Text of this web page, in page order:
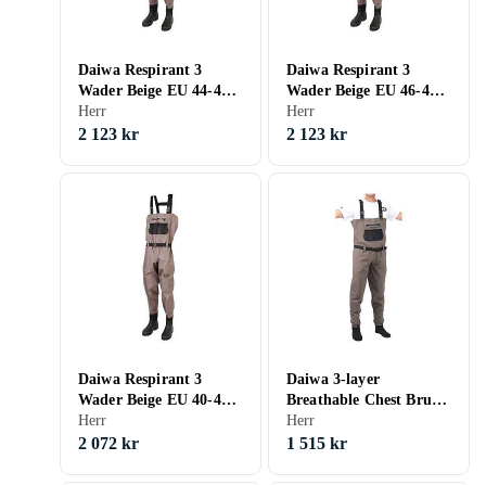
Daiwa Respirant 3
Wader Beige EU 44-45
Man
Herr
2 123 kr
Daiwa Respirant 3
Wader Beige EU 46-47
Man
Herr
2 123 kr
Daiwa Respirant 3
Wader Beige EU 40-41
Man
Herr
2 072 kr
Daiwa 3-layer
Breathable Chest Brun
EU 40-41 Man
Herr
1 515 kr